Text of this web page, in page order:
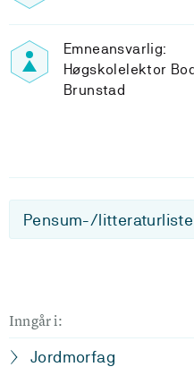
Emneansvarlig:
Høgskolelektor
Brunstad
Pensum-/litteraturliste
Inngår i:
Jordmorfag